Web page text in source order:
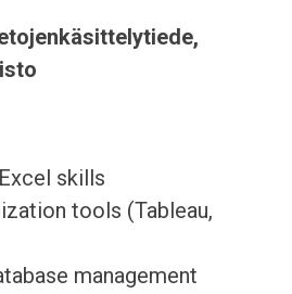
skills
tools (Tableau,
management